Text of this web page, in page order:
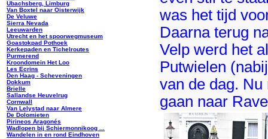
Ubachsberg, Limburg
Van Boxtel naar Oisterwijk
De Veluwe
Sierra Nevada
Leeuwarden
Utrecht en het spoorwegmuseum
Goastokpad Pothoek
Kerkepaden en Tichelroutes
Purmerend
Kroondomein Het Loo
Les Ecrins
Den Haag - Scheveningen
Dokkum
Brielle
Sallandse Heuvelrug
Cornwall
Van Lelystad naar Almere
De Dolomieten
Pirineos Aragonés
Wadlopen bij Schiermonnikoog ...
Wandelen in en rond Eindhoven
was het tijd
Daarna terug
Velp werd het
Putwielen
van de dag.
gaan naar